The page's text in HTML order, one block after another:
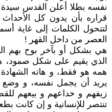
نفسه بطلا أعلن القدس سيدة
قراره بأن يدون كل
لتتحول الكلمات إلى غاية
العصر من داخل القهر !
هي بشكل أو بآخر بوح بهم
الذي يقيم على شكل
همه هو فقط، و هاته الشهادة
يريد أن يجمل نفسه، و وضع
زيفهم و خداعهم و بيعهم
تنتصر للإنسانية و إن كانت